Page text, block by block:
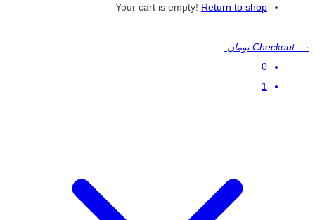
Your cart is empty! Return to shop
Checkout - ۰ تومان
0
1